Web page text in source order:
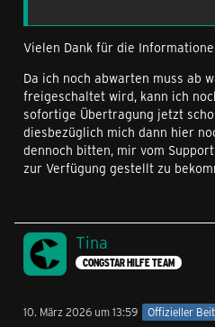
Vielen Dank für die
Da ich noch abwarten muss ab
freigeschaltet wird, kann ich
sofortige Übertragung jetzt
diesbezüglich mich dann hier
dennoch bitten, mir vom
zur Verfügung gestellt zu
Tina
CONGSTAR HILFE TEAM
10. März 2026 um 13:59 Offizieller